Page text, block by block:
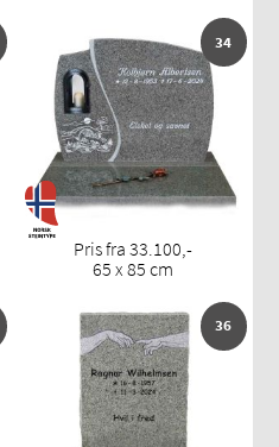
34
Pris fra 33.100,-
65 x 85 cm
36